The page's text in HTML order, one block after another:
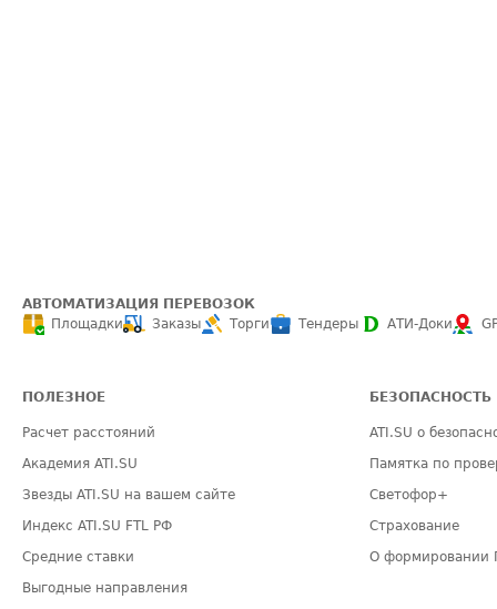
АВТОМАТИЗАЦИЯ ПЕРЕВОЗОК
Площадки
Заказы Торги Тендеры АТИ-Доки
ПОЛЕЗНОЕ
Расчет расстояний
Академия ATI.SU
Звезды ATI.SU на вашем сайте
Индекс ATI.SU FTL РФ
Средние ставки
Выгодные направления
БЕЗОПАСНОСТЬ
ATI.SU о
Памятка по
Светофор+
Страхование
О формировании